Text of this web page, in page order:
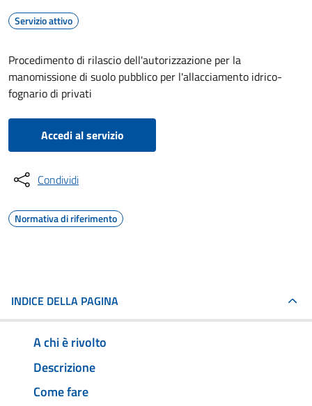
Servizio attivo
Procedimento di rilascio dell'autorizzazione per la
manomissione di suolo pubblico per l'allacciamento idrico-
fognario di privati
Accedi al servizio
Condividi
Normativa di riferimento
INDICE DELLA PAGINA
A chi è rivolto
Descrizione
Come fare